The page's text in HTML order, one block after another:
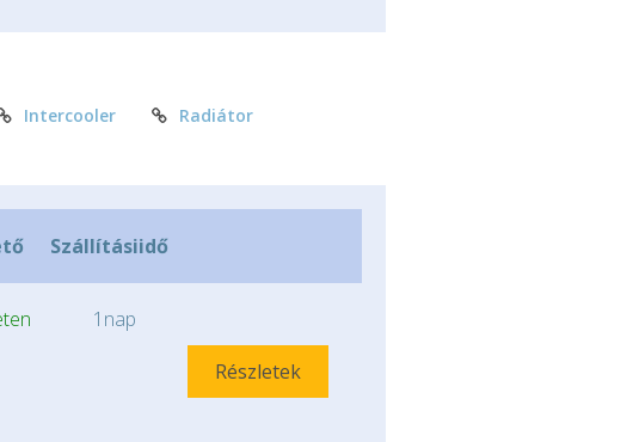
Intercooler Radiátor
Szállításiidő
1nap
Részletek